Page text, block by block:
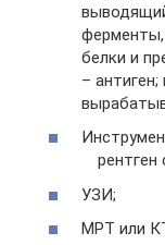
белки и
–
рентген
УЗИ;
МРТ или